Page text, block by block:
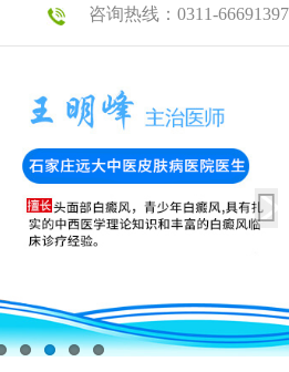
咨询热线：0311-66691397